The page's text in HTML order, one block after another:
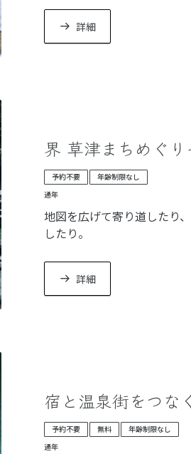
詳細
界 草津まちめぐり
予約不要
年齢制限なし
通年
地図を広げて寄り道したり
したり。
す。
詳細
宿と温泉街をつな
予約不要 無料
年齢制限なし
通年